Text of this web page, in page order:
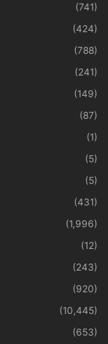
(741)
(424)
(788)
(241)
(149)
(87)
(1)
(5)
(5)
(431)
(1,996)
(12)
(243)
(920)
(10,445)
(653)